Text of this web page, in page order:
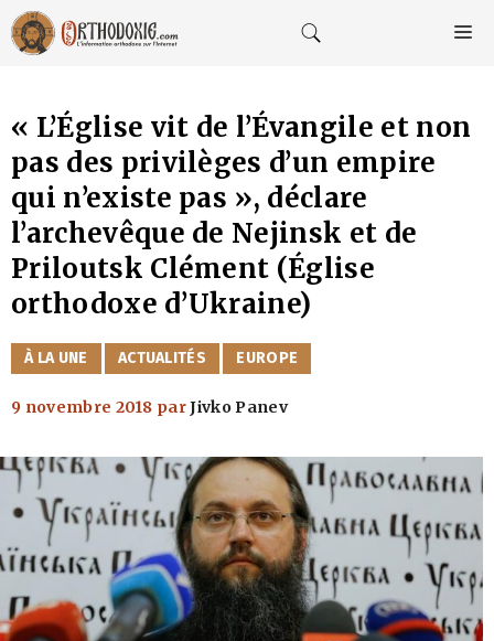
Aller
au
contenu
« L’Église vit de l’Évangile et non
pas des privilèges d’un empire
qui n’existe pas », déclare
l’archevêque de Nejinsk et de
Priloutsk Clément (Église
orthodoxe d’Ukraine)
CATÉGORIES
À LA UNE ACTUALITÉS EUROPE
9 novembre 2018 parJivko Panev